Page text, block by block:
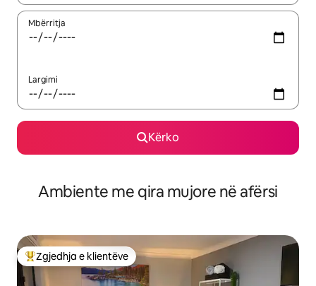
Mbërritja
Largimi
Kërko
Ambiente me qira mujore në afërsi
Më të mirat e zgjedhjeve të klientëve
Zgjedhja e klientëve